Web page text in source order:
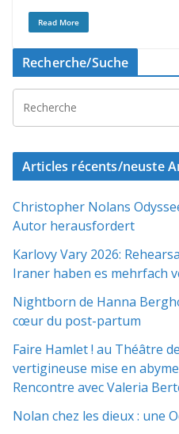
Read More
Recherche/Suche
Articles récents/neuste
Christopher Nolans
Autor herausfordert
Karlovy Vary 2026:
Iraner haben es mehrfach
Nightborn de Hanna
cœur du post-partum
Faire Hamlet ! au Théâtre
vertigineuse mise en
Rencontre avec Valeria
Nolan chez les dieux : une